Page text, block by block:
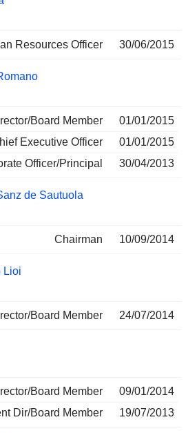
Resources Officer 30/06/2015
Board Member
01/01/2015
Executive Officer
01/01/2015
Officer/Principal
30/04/2013
de Sautuola
Chairman 10/09/2014
Lioi
Board Member 24/07/2014
Board Member
09/01/2014
Dir/Board Member
19/07/2013